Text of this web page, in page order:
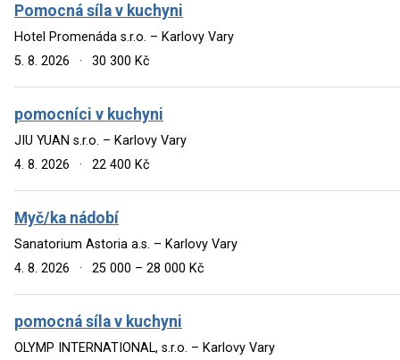
Pomocná síla v kuchyni
Hotel Promenáda s.r.o. – Karlovy Vary
5. 8. 2026
· 30 300 Kč
pomocníci v kuchyni
JIU YUAN s.r.o. – Karlovy Vary
4. 8. 2026
· 22 400 Kč
Myč/ka nádobí
Sanatorium Astoria a.s. – Karlovy Vary
4. 8. 2026
· 25 000 – 28 000 Kč
pomocná síla v kuchyni
OLYMP INTERNATIONAL, s.r.o. – Karlovy Vary